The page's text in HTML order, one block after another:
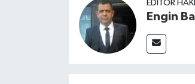
EDITÖR
Engin